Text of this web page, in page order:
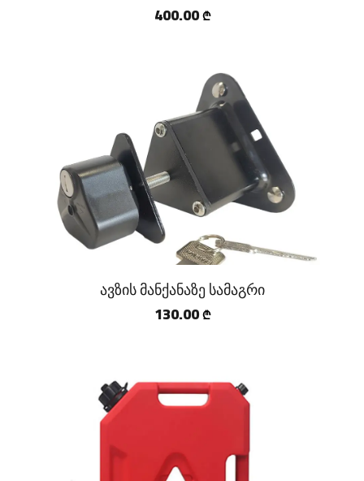
400.00 ₾
ავზის მანქანაზე სამაგრი
130.00 ₾